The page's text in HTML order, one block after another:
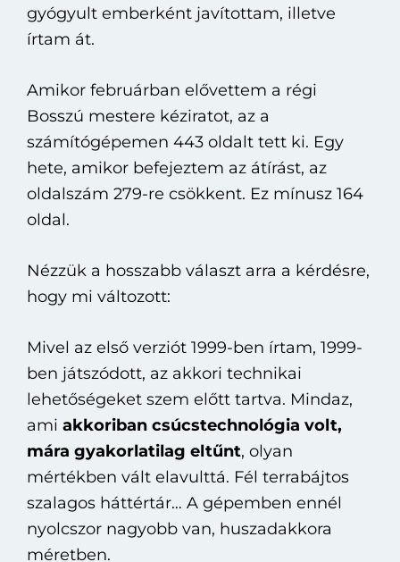
gyógyult emberként javítottam, illetve
írtam át.
Amikor februárban elővettem a régi
Bosszú mestere kéziratot, az a
számítógépemen 443 oldalt tett ki. Egy
hete, amikor befejeztem az átírást, az
oldalszám 279-re csökkent. Ez mínusz 164
oldal.
Nézzük a hosszabb választ arra a kérdésre,
hogy mi változott:
Mivel az első verziót 1999-ben írtam, 1999-
ben játszódott, az akkori technikai
lehetőségeket szem előtt tartva. Mindaz,
ami akkoriban csúcstechnológia volt,
mára gyakorlatilag eltűnt, olyan
mértékben vált elavulttá. Fél terrabájtos
szalagos háttértár… A gépemben ennél
nyolcszor nagyobb van, huszadakkora
méretben.